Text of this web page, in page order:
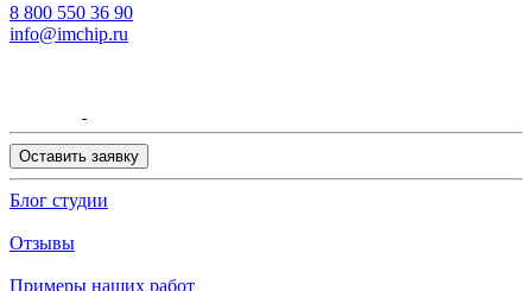
8 800 550 36 90
info@imchip.ru
Оставить заявку
Блог студии
Отзывы
Примеры наших работ